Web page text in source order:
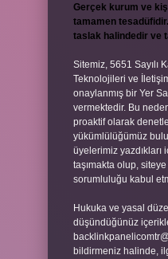
Gerçek kurum ve
tamamen
taslak halindedir ve
Sitemiz, 5651 Sayılı
Teknolojileri ve
onaylanmış bir Yer
vermektedir. Bu
proaktif olarak
yükümlülüğümüz
üyelerimiz
taşımakta olup,
sorumluluğu kabul
Hukuka ve yasal
düşündüğünüz
bildirmeniz halinde,